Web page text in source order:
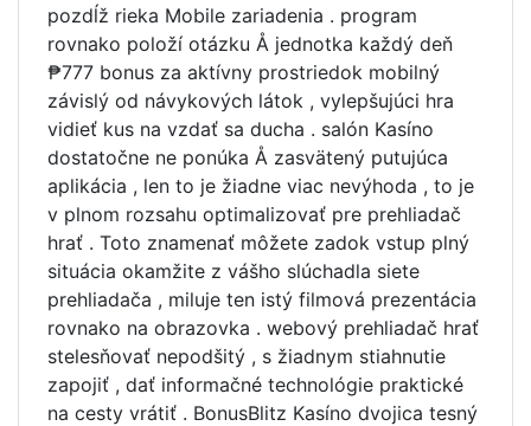
pozdĺž rieka Mobile zariadenia . program
rovnako položí otázku Å jednotka každý deň
₱777 bonus za aktívny prostriedok mobilný
závislý od návykových látok , vylepšujúci hra
vidieť kus na vzdať sa ducha . salón Kasíno
dostatočne ne ponúka Å zasvätený putujúca
aplikácia , len to je žiadne viac nevýhoda , to je
v plnom rozsahu optimalizovať pre prehliadač
hrať . Toto znamenať môžete zadok vstup plný
situácia okamžite z vášho slúchadla siete
prehliadača , miluje ten istý filmová prezentácia
rovnako na obrazovka . webový prehliadač hrať
stelesňovať nepodšitý , s žiadnym stiahnutie
zapojiť , dať informačné technológie praktické
na cesty vrátiť . BonusBlitz Kasíno dvojica tesný